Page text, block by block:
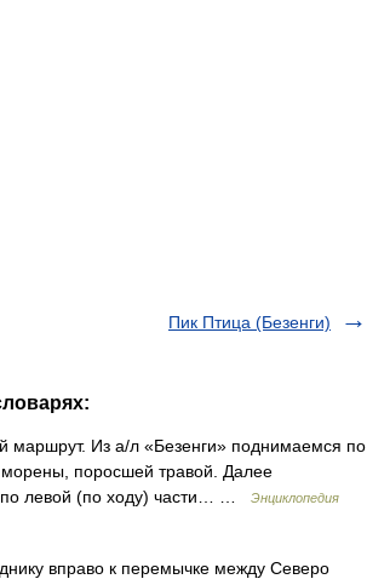
Пик Птица (Безенги)
Из а/л «Безенги» поднимаемся по
поросшей травой. Далее
по левой (по ходу) части… …
Энциклопедия
вправо к перемычке между Северо